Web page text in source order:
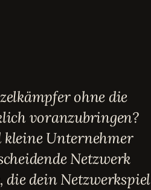
ohne die
voranzubringen?
Unternehmer
Netzwerk
die dein Netzwerkspiel